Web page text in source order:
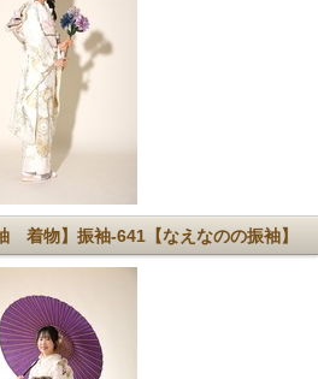
着物】振袖-641【なえなのの振袖】